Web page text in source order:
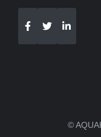
©